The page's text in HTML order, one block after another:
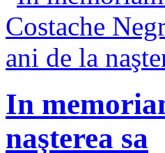
In
naşterea sa